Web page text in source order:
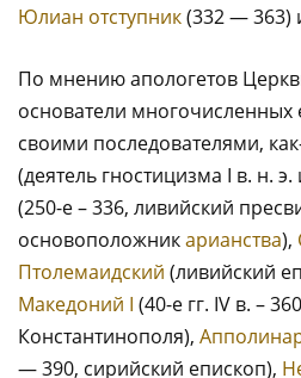
Юлиан отступник(332 — 363)
По мнению апологетов
основатели многочисленных
своими последователями,
(деятель гностицизма I в. н.
(250-е – 336, ливийский
основоположникарианства),
Птолемаидский (ливийский
Македоний I (40-е гг. IV в. –
Константинополя),
— 390, сирийский епископ),